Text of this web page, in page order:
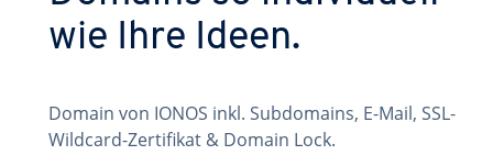
wie Ihre Ideen.
Domain von IONOS inkl. Subdomains, E-Mail, SSL-
Wildcard-Zertifikat & Domain Lock.